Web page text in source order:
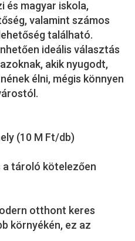
és magyar iskola,
valamint számos
található.
ideális választás
akik nyugodt,
élni, mégis könnyen
(10 M Ft/db)
tároló kötelezően
otthont keres
környékén, ez az